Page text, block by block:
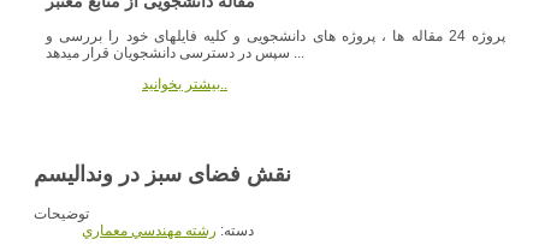
پروژه 24 مقاله ها ، پروژه های دانشجویی و کلیه فایلهای خود را بررسی و
سپس در دسترسی دانشجویان قرار میدهد ...
بیشتر بخوانید..
نقش فضای سبز در وندالیسم
توضیحات
دسته: رشته مهندسي معماري